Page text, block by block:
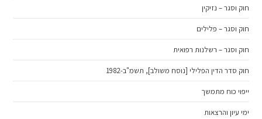
חוק וסגר – נזיקין
חוק וסגר – פלילים
חוק וסגר – רשלנות רפואית
חוק סדר הדין הפלילי [נוסח משולב], תשמ"ב-1982
ייפוי כוח מתמשך
ימי עיון והרצאות